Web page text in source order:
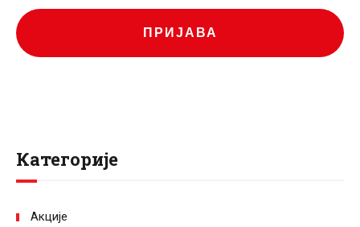
ПРИЈАВА
Категорије
Акције